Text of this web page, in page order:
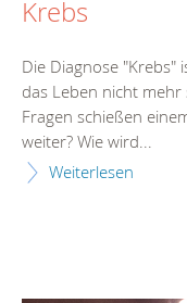
Krebs
Die Diagnose "Krebs"
das Leben nicht
Fragen schießen
weiter? Wie wird...
Weiterlesen